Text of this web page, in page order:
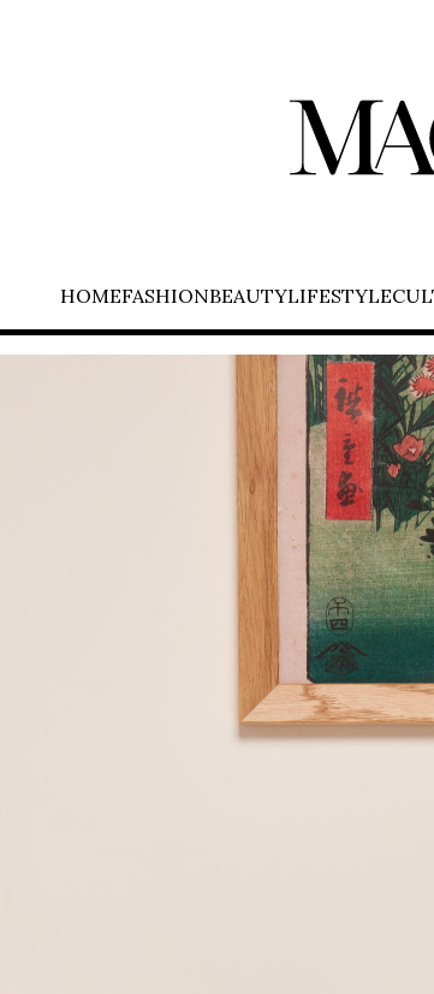
HOMEFASHIONBEAUTYLIFESTYLE